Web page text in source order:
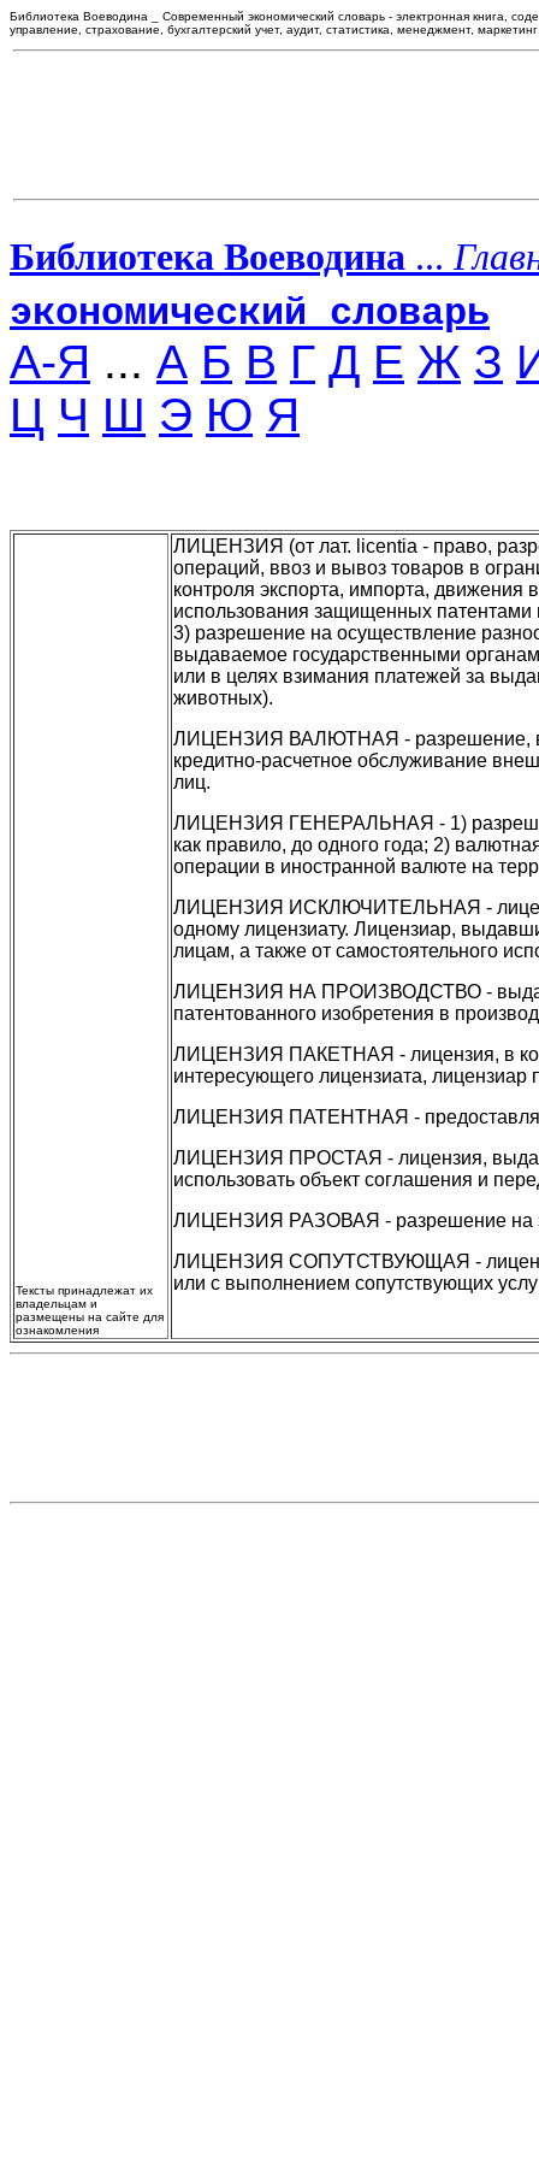
Библиотека Воеводина _ Современный экономический словарь - электронная книга,
управление, страхование, бухгалтерский учет, аудит, статистика, менеджмент, маркетинг
Библиотека Воеводина ...
экономический словарь
А-Я ... А Б В Г Д Е Ж З
Ц Ч Ш Э Ю Я
Тексты принадлежат их
владельцам и
размещены на сайте для
ознакомления
ЛИЦЕНЗИЯ (от лат. licentia - право,
операций, ввоз и вывоз товаров в
контроля экспорта, импорта,
использования защищенных патентами
3) разрешение на осуществление
выдаваемое государственными
или в целях взимания платежей за
животных).
ЛИЦЕНЗИЯ ВАЛЮТНАЯ - разрешение,
кредитно-расчетное обслуживание
лиц.
ЛИЦЕНЗИЯ ГЕНЕРАЛЬНАЯ - 1)
как правило, до одного года; 2)
операции в иностранной валюте на
ЛИЦЕНЗИЯ ИСКЛЮЧИТЕЛЬНАЯ -
одному лицензиату. Лицензиар,
лицам, а также от самостоятельного
ЛИЦЕНЗИЯ НА ПРОИЗВОДСТВО -
патентованного изобретения в
ЛИЦЕНЗИЯ ПАКЕТНАЯ - лицензия, в
интересующего лицензиата, лицензиар
ЛИЦЕНЗИЯ ПАТЕНТНАЯ -
ЛИЦЕНЗИЯ ПРОСТАЯ - лицензия,
использовать объект соглашения и
ЛИЦЕНЗИЯ РАЗОВАЯ - разрешение на
ЛИЦЕНЗИЯ СОПУТСТВУЮЩАЯ -
или с выполнением сопутствующих